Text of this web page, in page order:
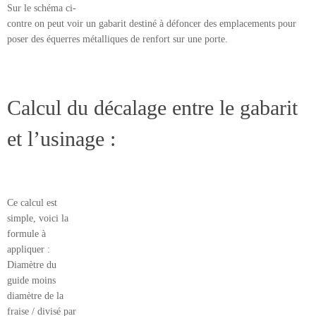
Sur le schéma ci-
contre on peut voir un gabarit destiné à défoncer des emplacements pour
poser des équerres métalliques de renfort sur une porte.
Calcul du décalage entre le gabarit
et l’usinage :
Ce calcul est
simple, voici la
formule à
appliquer :
Diamètre du
guide moins
diamètre de la
fraise / divisé par